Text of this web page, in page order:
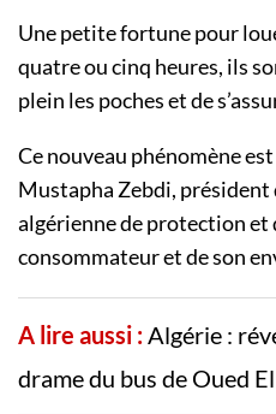
Une petite fortune pour
quatre ou cinq heures, ils
plein les poches et de
Ce nouveau phénomène
Mustapha Zebdi, président
algérienne de protection et
consommateur et de son
A lire aussi :Algérie :
drame du bus de Oued